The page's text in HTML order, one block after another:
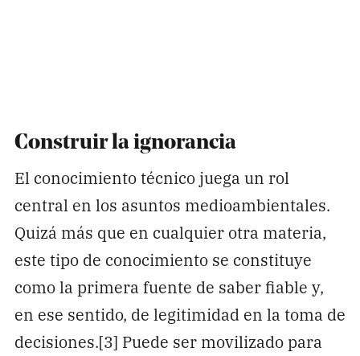
Construir la ignorancia
El conocimiento técnico juega un rol
central en los asuntos medioambientales.
Quizá más que en cualquier otra materia,
este tipo de conocimiento se constituye
como la primera fuente de saber fiable y,
en ese sentido, de legitimidad en la toma de
decisiones.[3] Puede ser movilizado para